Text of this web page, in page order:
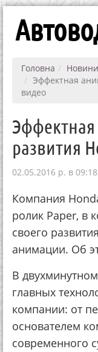
Головна
Новини
Эффектная
видео
развития
02.05.2016 р. в
Компания
ролик Paper, в
своего
анимации. Об
В
главных
компании: от
основателем
современного